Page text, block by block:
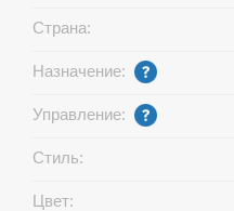
Страна:
Назначение:
Управление:
Стиль:
Цвет: